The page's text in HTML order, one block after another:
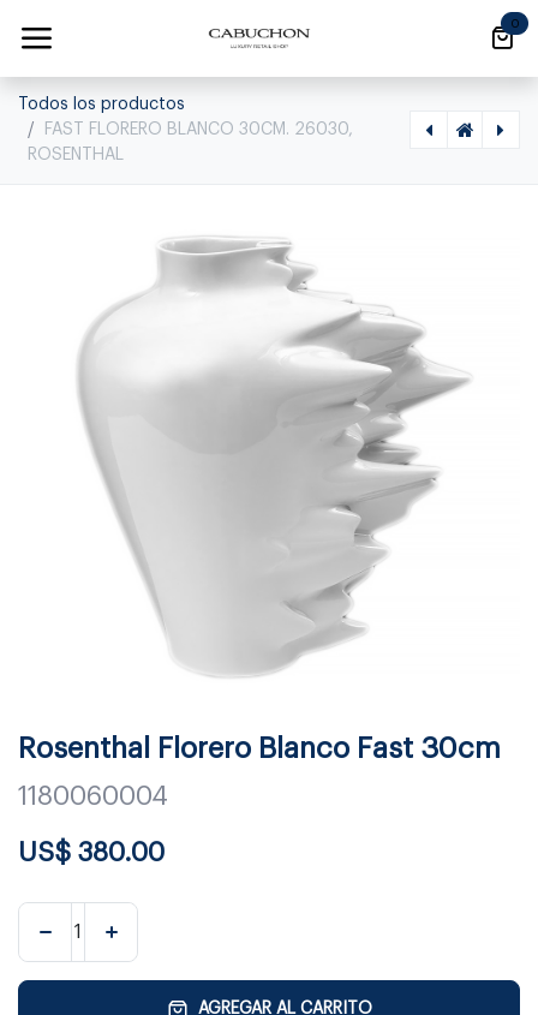
0
Todos los productos
FAST FLORERO BLANCO 30CM. 26030,
ROSENTHAL
Rosenthal Florero Blanco Fast 30cm
1180060004
US$ 380.00
AGREGAR AL CARRITO